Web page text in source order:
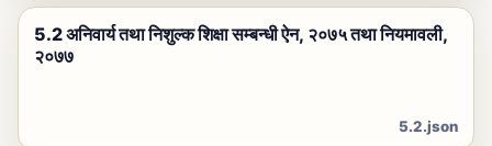
5.2 अनिवार्य तथा निशुल्क शिक्षा सम्बन्धी ऐन, २०७५ तथा नियमावली,
२०७७
5.2.json